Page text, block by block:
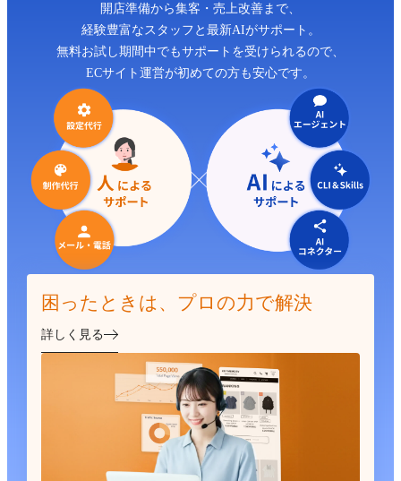
開店準備から集客・売上改善まで、
経験豊富なスタッフと最新AIがサポート。
無料お試し期間中でもサポートを受けられるので、
ECサイト運営が初めての方も安心です。
困ったときは、プロの力で解決
詳しく見る